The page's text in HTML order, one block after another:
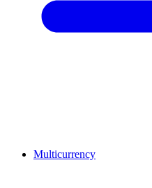
Multicurrency